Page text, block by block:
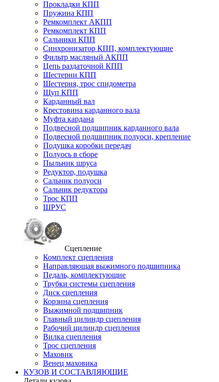
Прокладки КПП
Пружина КПП
Ремкомплект АКПП
Ремкомплект КПП
Сальники КПП
Синхронизатор КПП, комплектующие
Фильтр масляный АКПП
Цепь раздаточной КПП
Шестерни КПП
Шестерня, трос спидометра
Щуп КПП
Карданный вал
Крестовина карданного вала
Муфта кардана
Подвесной подшипник карданного вала
Подвесной подшипник полуоси, крепление
Подушка коробки передач
Полуось в сборе
Пыльник шруса
Редуктор, подушка
Сальник полуоси
Сальник редуктора
Трос КПП
ШРУС
Сцепление
Комплект сцепления
Направляющая выжимного подшипника
Педаль, комплектующие
Трубки системы сцепления
Диск сцепления
Корзина сцепления
Выжимной подшипник
Главный цилиндр сцепления
Рабочий цилиндр сцепления
Вилка сцепления
Трос сцепления
Маховик
Венец маховика
КУЗОВ И СОСТАВЛЯЮЩИЕ